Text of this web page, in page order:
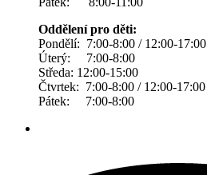
Oddělení pro děti:
Pondělí: 7:00-8:00 / 12:00-17:00
Úterý: 7:00-8:00
Středa: 12:00-15:00
Čtvrtek: 7:00-8:00 / 12:00-17:00
Pátek: 7:00-8:00